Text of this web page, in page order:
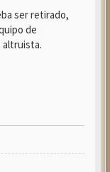
ser retirado,
de
altruista.